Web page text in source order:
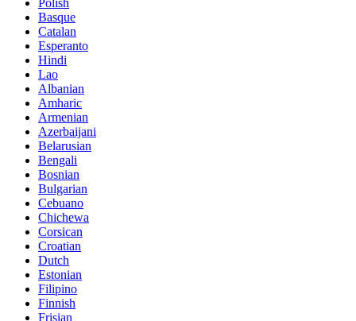
Basque
Catalan
Esperanto
Hindi
Lao
Albanian
Amharic
Armenian
Azerbaijani
Belarusian
Bengali
Bosnian
Bulgarian
Cebuano
Chichewa
Corsican
Croatian
Dutch
Estonian
Filipino
Finnish
Frisian